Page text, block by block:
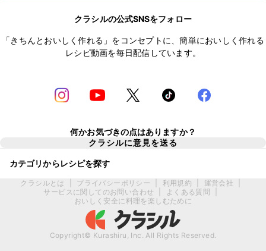
クラシルの公式SNSをフォロー
「きちんとおいしく作れる」をコンセプトに、簡単においしく作れる
レシピ動画を毎日配信しています。
何かお気づきの点はありますか？
クラシルに意見を送る
カテゴリからレシピを探す
クラシルとは プライバシーポリシー 利用規約 運営会社
サービスに関してのお問い合わせ
よくある質問
おいしく安全に料理を楽しむために
Copyright© Kurashiru, Inc. All Rights Reserved.